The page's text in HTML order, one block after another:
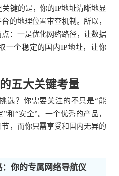
键的是，你的IP地址清晰地显
的地理位置审查机制。所以，
：一是优化网络路径，让数据
一个稳定的国内IP地址，让你
五大关键考量
选？你需要关注的不只是“能
和“安全”。一个优秀的产品，
，而你只需享受和国内无异的
你的专属网络导航仪